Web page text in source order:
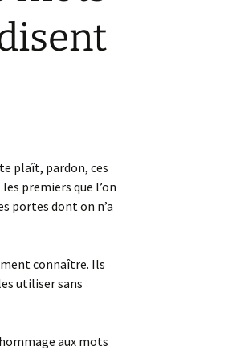
plaît, pardon, ces
premiers que l’on
portes dont on n’a
connaître. Ils
utiliser sans
aux mots